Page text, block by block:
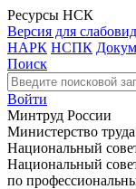
Ресурсы НСК
Версия для
НАРК НСПК
Поиск
Войти
Минтруд России
Министерство
Национальный
Национальный
по